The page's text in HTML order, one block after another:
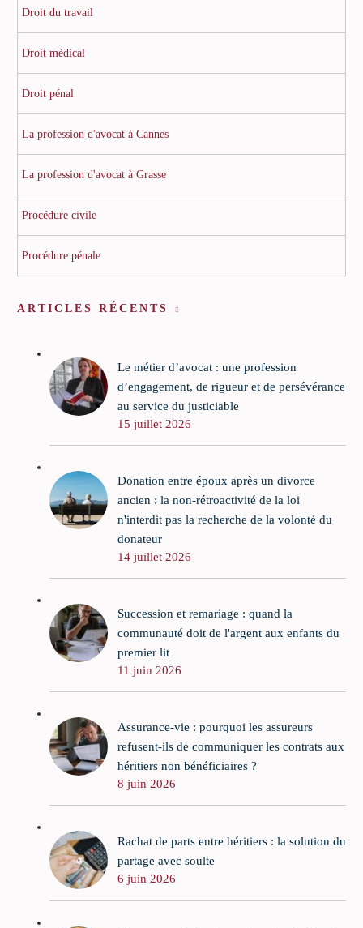
Droit du travail
Droit médical
Droit pénal
La profession d'avocat à Cannes
La profession d'avocat à Grasse
Procédure civile
Procédure pénale
ARTICLES RÉCENTS
Le métier d’avocat : une profession
d’engagement, de rigueur et de persévérance
au service du justiciable
15 juillet 2026
Donation entre époux après un divorce
ancien : la non-rétroactivité de la loi
n'interdit pas la recherche de la volonté du
donateur
14 juillet 2026
Succession et remariage : quand la
communauté doit de l'argent aux enfants du
premier lit
11 juin 2026
Assurance-vie : pourquoi les assureurs
refusent-ils de communiquer les contrats aux
héritiers non bénéficiaires ?
8 juin 2026
Rachat de parts entre héritiers : la solution du
partage avec soulte
6 juin 2026